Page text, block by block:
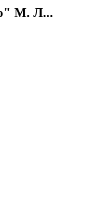
М. Л...